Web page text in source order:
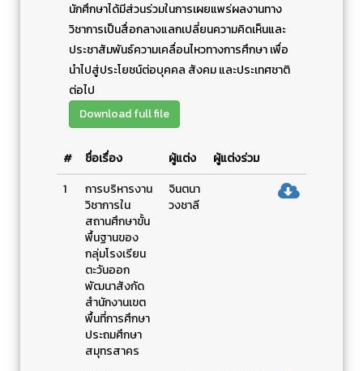
นักศึกษาได้มีส่วนร่วมในการเผยแพร่ผลงานทาง
วิชาการเป็นสื่อกลางแลกเปลี่ยนความคิดเห็นและ
ประชาสัมพันธ์ความเคลื่อนไหวทางการศึกษา เพื่อ
นำไปสู่ประโยชน์ต่อบุคคล สังคม และประเทศชาติ
ต่อไป
Download full file
# ชื่อเรื่อง ผู้แต่ง
ผู้แต่งร่วม
1
การบริหารงาน
วิชาการใน
สถานศึกษาขั้น
พื้นฐานของ
กลุ่มโรงเรียน
ตะวันออก
พัฒนาสังกัด
สำนักงานเขต
พื้นที่การศึกษา
ประถมศึกษา
สมุทรสาคร
จินตนา
วงชาลี